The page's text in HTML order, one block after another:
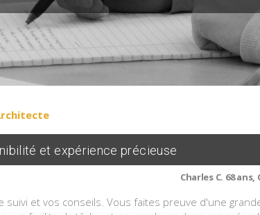
et expérience précieuse
Charles C. 68 ans,
suivi et vos conseils. Vous faites preuve d'une